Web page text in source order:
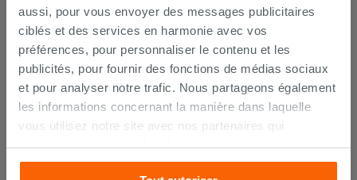
aussi, pour vous envoyer des messages publicitaires
ciblés et des services en harmonie avec vos
préférences, pour personnaliser le contenu et les
publicités, pour fournir des fonctions de médias sociaux
et pour analyser notre trafic. Nous partageons également
les informations concernant la manière dans laquelle
vous utilisez notre site avec nos partenaires qui
s’occupent d’analyser les données Internet, les publicités
et les réseaux sociaux. Lesdits partenaires pourraient
Kerakoll Fugabella Color KK 4 3Kg
Joint ciment
12,99 €
AJOUTER AU PANIER